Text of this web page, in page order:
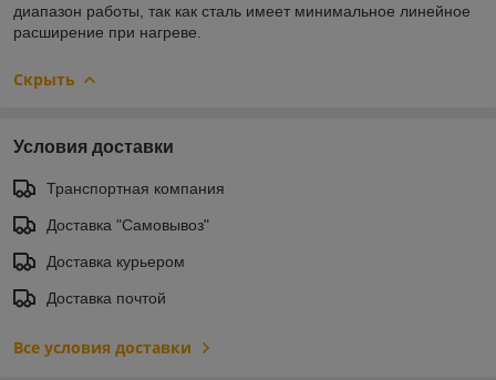
диапазон работы, так как сталь имеет минимальное линейное
расширение при нагреве.
Скрыть
Условия доставки
Транспортная компания
Доставка "Самовывоз"
Доставка курьером
Доставка почтой
Все условия доставки